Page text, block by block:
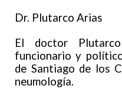
Dr. Plutarco Arias
El doctor
funcionario y
de Santiago de los
neumología.